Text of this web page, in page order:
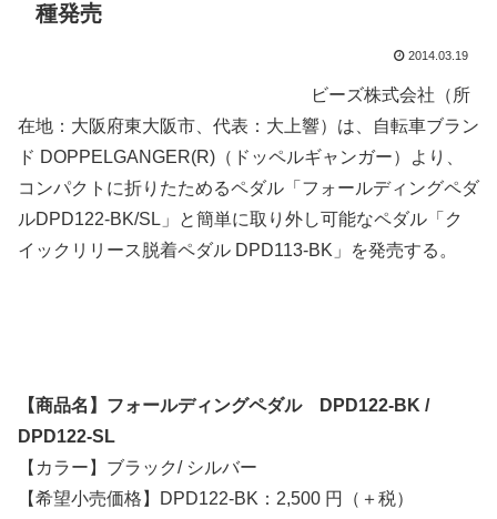
種発売
2014.03.19
ビーズ株式会社（所
在地：大阪府東大阪市、代表：大上響）は、自転車ブラン
ド DOPPELGANGER(R)（ドッペルギャンガー）より、
コンパクトに折りたためるペダル「フォールディングペダ
ルDPD122-BK/SL」と簡単に取り外し可能なペダル「ク
イックリリース脱着ペダル DPD113-BK」を発売する。
【商品名】フォールディングペダル DPD122-BK /
DPD122-SL
【カラー】ブラック/ シルバー
【希望小売価格】DPD122-BK：2,500 円（＋税）